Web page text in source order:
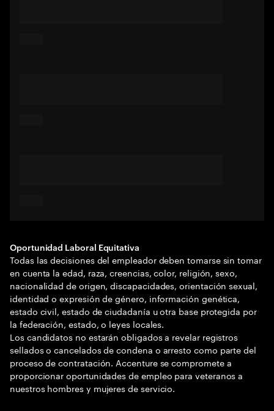
Oportunidad Laboral Equitativa
Todas las decisiones del empleador deben tomarse sin tomar
en cuenta la edad, raza, creencias, color, religión, sexo,
nacionalidad de origen, discapacidades, orientación sexual,
identidad o expresión de género, información genética,
estado civil, estado de ciudadanía u otra base protegida por
la federación, estado, o leyes locales.
Los candidatos no estarán obligados a revelar registros
sellados o cancelados de condena o arresto como parte del
proceso de contratación. Accenture se compromete a
proporcionar oportunidades de empleo para veteranos a
nuestros hombres y mujeres de servicio.